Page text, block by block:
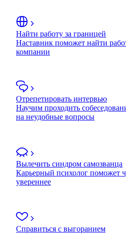
Найти работу за границей
Наставник поможет найти
компании
Отрепетировать интервью
Научим проходить
на неудобные вопросы
Вылечить синдром самозванца
Карьерный психолог поможет
увереннее
Справиться с выгоранием